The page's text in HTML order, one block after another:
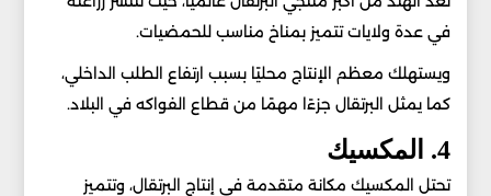
في عدة ولايات تتميز بمناخ مناسب للحمضيات.
ويستهلك معظم الإنتاج محليًا بسبب ارتفاع الطلب الداخلي،
كما يمثل البرتقال جزءًا مهمًا من قطاع الفواكه في البلاد.
4. المكسيك
تحتل المكسيك مكانة متقدمة في إنتاج البرتقال، وتتميز